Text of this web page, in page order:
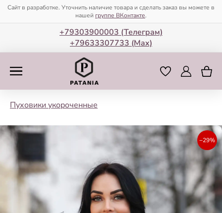
Сайт в разработке. Уточнить наличие товара и сделать заказ вы можете в
нашей группе ВКонтакте.
+79303900003 (Телеграм)
+79633307733 (Мax)
Пуховики укороченные
−29%